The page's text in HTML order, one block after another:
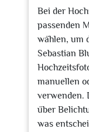
Bei der
passenden
wählen, um
Sebastian
manuellen
verwenden.
über
was